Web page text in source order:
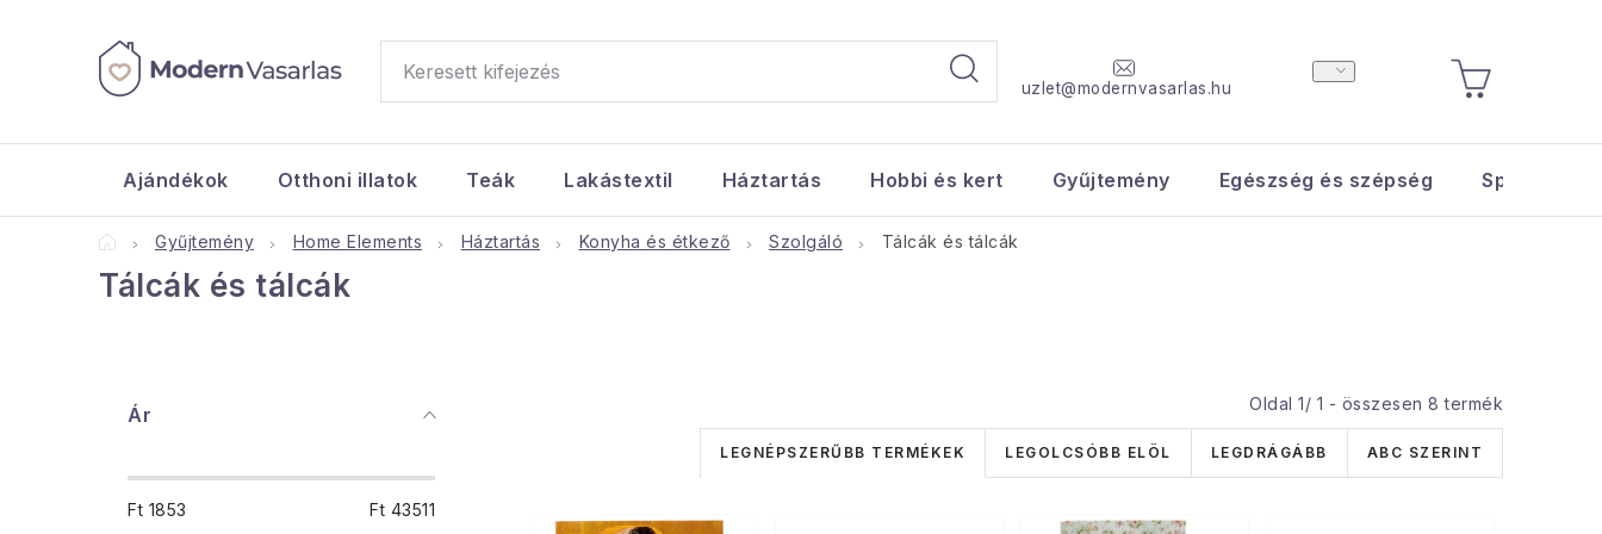
tartalomhoz
uzlet@modernvasarlas.hu
KOSÁR
Ajándékok Otthoni illatok Teák Lakástextil Háztartás Hobbi és kert Gyűjtemény Egészség és szépség Sport és
KezdőlapGyűjtemény Home Elements Háztartás Konyha és étkező Szolgáló Tálcák és tálcák
Tálcák és tálcák
Ár
Ft 1853 Ft 43511
Oldal 1/ 1 - összesen 8 termék
T
e
LEGNÉPSZERŰBB TERMÉKEK LEGOLCSÓBB ELÖL LEGDRÁGÁBB ABC SZERINT